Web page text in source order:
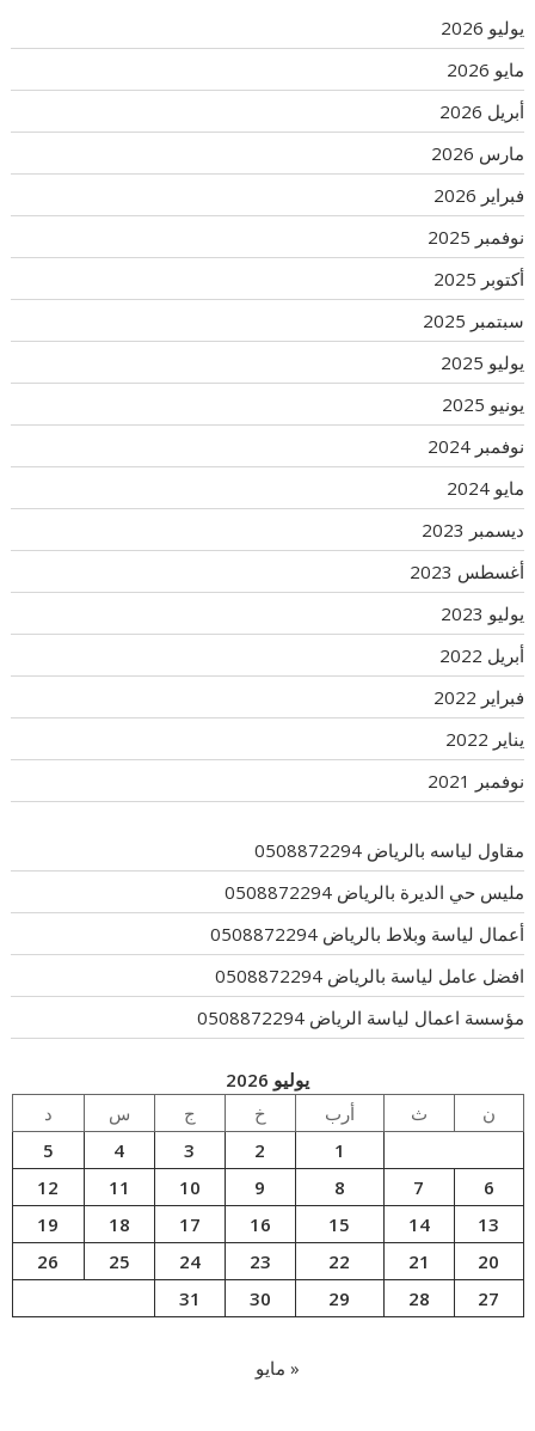
يوليو 2026
مايو 2026
أبريل 2026
مارس 2026
فبراير 2026
نوفمبر 2025
أكتوبر 2025
سبتمبر 2025
يوليو 2025
يونيو 2025
نوفمبر 2024
مايو 2024
ديسمبر 2023
أغسطس 2023
يوليو 2023
أبريل 2022
فبراير 2022
يناير 2022
نوفمبر 2021
مقاول لياسه بالرياض 0508872294
مليس حي الديرة بالرياض 0508872294
أعمال لياسة وبلاط بالرياض 0508872294
افضل عامل لياسة بالرياض 0508872294
مؤسسة اعمال لياسة الرياض 0508872294
يوليو 2026
ن
ث أرب خ ج س
د
1
2
3
4
5
6
7
8
9
10
11
12
13
14
15
16
17
18
19
20
21
22
23
24
25
26
27
28
29
30
31
« مايو